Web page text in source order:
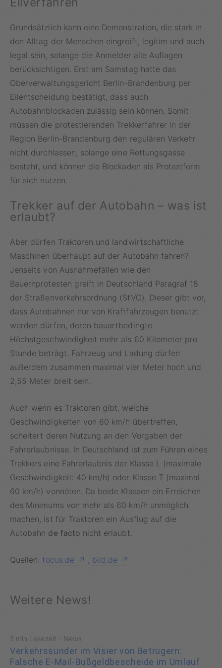
Grundsätzlich kann eine Demonstration, die stark in
den Alltag der Menschen eingreift, legitim und auch
legal sein, solange die Anmelder alle Auflagen
berücksichtigen. Erst am Samstag hatte das
Oberverwaltungsgericht Berlin-Brandenburg per
Eilentscheidung bestätigt, dass auch
Autobahnblockaden zulässig sein können. Somit
müssen die protestierenden Trekkerfahrer in der
Region Berlin-Brandenburg den regulären Verkehr
nicht durchlassen, solange eine Rettungsgasse
besteht, und können die Blockaden als Protestform
für sich nutzen.
Trekker auf der Autobahn – was ist
erlaubt?
Aber dürfen Traktoren und landwirtschaftliche
Maschinen überhaupt auf der Autobahn fahren?
Jenseits von Ausnahmefällen wie den
Bauernprotesten greift in Deutschland Paragraf 18
der Straßenverkehrsordnung (StVO). Dieser gibt vor,
dass Autobahnen nur von Kraftfahrzeugen benutzt
werden dürfen, deren bauartbedingte
Höchstgeschwindigkeit mehr als 60 Kilometer pro
Stunde beträgt. Fahrzeug und Ladung dürfen
außerdem zusammen maximal vier Meter hoch und
2,55 Meter breit sein.
Auch wenn es Traktoren gibt, welche
Geschwindigkeiten von 60 km/h übertreffen,
scheitert deren Nutzung an den Vorgaben der
Fahrerlaubnisse. In Deutschland ist zum Führen eines
Trekkers eine Fahrerlaubnis der Klasse L (maximale
Geschwindigkeit: 40 km/h) oder Klasse T (maximal
60 km/h) vonnöten. Da beide Klassen ein Erreichen
des Minimums von mehr als 60 km/h unmöglich
machen, ist für Traktoren ein Ausflug auf die
Autobahn de facto nicht erlaubt.
Quellen: focus.de , bild.de
Weitere News!
5 min Lesezeit · News
Verkehrssünder im Visier von Betrügern:
Falsche E-Mail-Bußgeldbescheide im Umlauf